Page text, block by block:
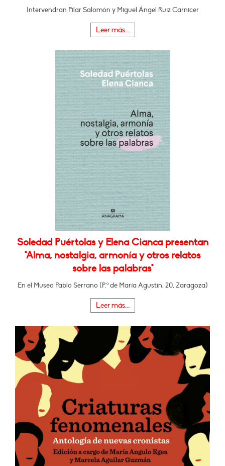
Intervendrán Pilar Salomón y Miguel Ángel Ruiz Carnicer
Leer más...
Soledad Puértolas y Elena Cianca presentan
"Alma, nostalgia, armonía y otros relatos
sobre las palabras"
En el Museo Pablo Serrano (P.º de María Agustín, 20, Zaragoza)
Leer más...